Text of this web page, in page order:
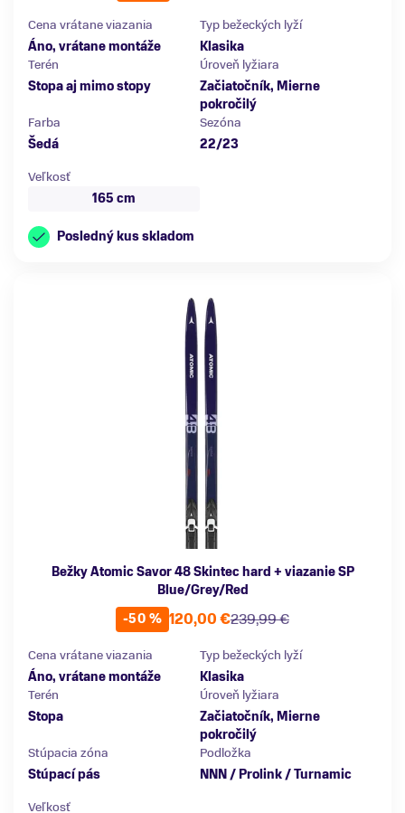
Cena vrátane viazania
Áno, vrátane montáže
Typ bežeckých lyží
Klasika
Terén
Stopa aj mimo stopy
Úroveň lyžiara
Začiatočník, Mierne
pokročilý
Farba
Šedá
Sezóna
22/23
Veľkosť
165 cm
Posledný kus skladom
Bežky Atomic Savor 48 Skintec hard + viazanie SP
Blue/Grey/Red
-50 %
239,99 €
120,00 €
Cena vrátane viazania
Áno, vrátane montáže
Typ bežeckých lyží
Klasika
Terén
Stopa
Úroveň lyžiara
Začiatočník, Mierne
pokročilý
Stúpacia zóna
Stúpací pás
Podložka
NNN / Prolink / Turnamic
Veľkosť